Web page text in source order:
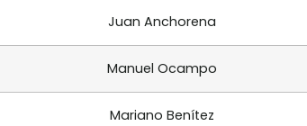
Juan Anchorena
Manuel Ocampo
Mariano Benítez